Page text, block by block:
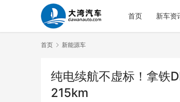
首页 新车资
首页 新能源车
纯电续航不虚标！拿铁
215km